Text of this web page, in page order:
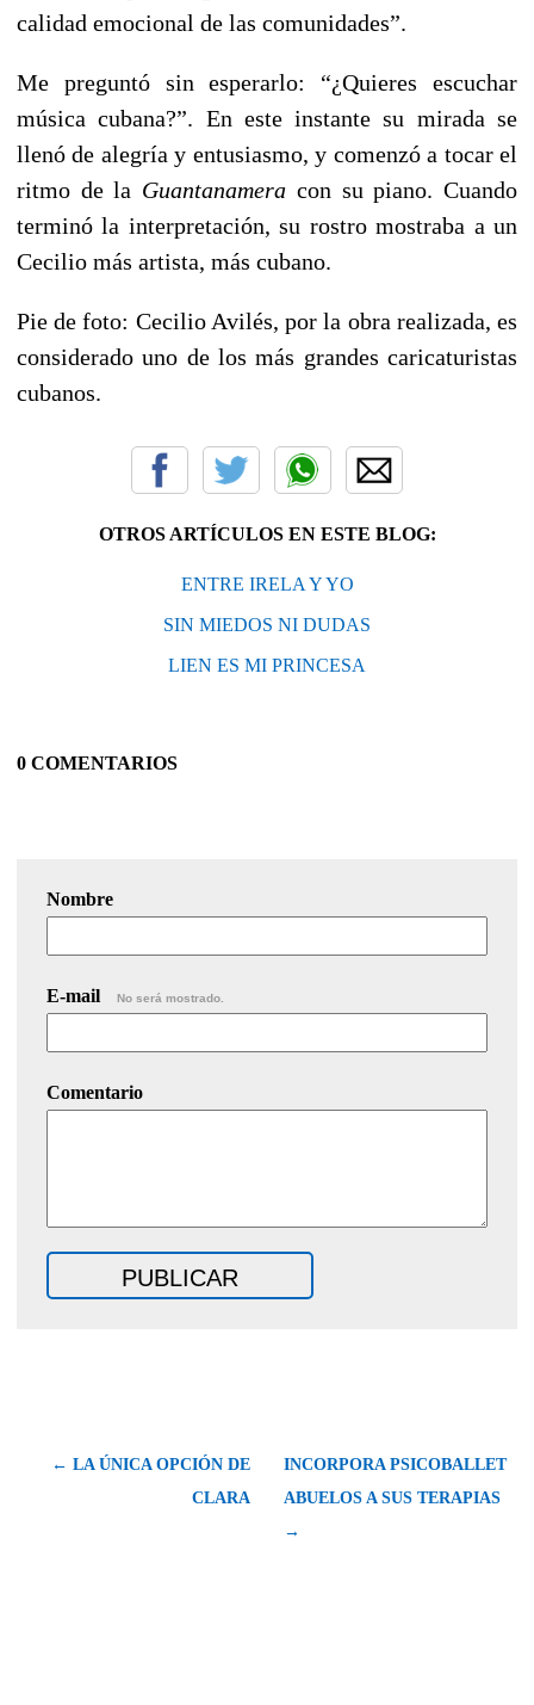
calidad emocional de las comunidades”.
Me preguntó sin esperarlo: “¿Quieres escuchar
música cubana?”. En este instante su mirada se
llenó de alegría y entusiasmo, y comenzó a tocar el
ritmo de la Guantanamera con su piano. Cuando
terminó la interpretación, su rostro mostraba a un
Cecilio más artista, más cubano.
Pie de foto: Cecilio Avilés, por la obra realizada, es
considerado uno de los más grandes caricaturistas
cubanos.
OTROS ARTÍCULOS EN ESTE BLOG:
ENTRE IRELA Y YO
SIN MIEDOS NI DUDAS
LIEN ES MI PRINCESA
0 COMENTARIOS
Nombre
E-mail No será mostrado.
Comentario
← LA ÚNICA OPCIÓN DE
CLARA
INCORPORA PSICOBALLET
ABUELOS A SUS TERAPIAS
→